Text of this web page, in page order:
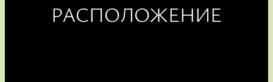
РАСПОЛОЖЕНИЕ